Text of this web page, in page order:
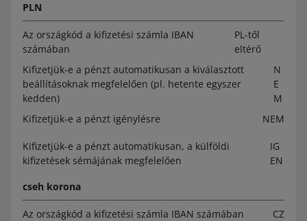
PLN
Az országkód a kifizetési számla IBAN
számában
PL-től
eltérő
Kifizetjük-e a pénzt automatikusan a kiválasztott
beállításoknak megfelelően (pl. hetente egyszer
kedden)
N
E
M
Kifizetjük-e a pénzt igénylésre
NEM
Kifizetjük-e a pénzt automatikusan, a külföldi
kifizetések sémájának megfelelően
IG
EN
cseh korona
Az országkód a kifizetési számla IBAN számában CZ